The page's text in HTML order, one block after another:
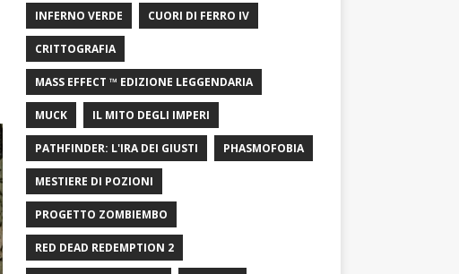
INFERNO VERDE CUORI DI FERRO IV
CRITTOGRAFIA
MASS EFFECT ™ EDIZIONE LEGGENDARIA
MUCK IL MITO DEGLI IMPERI
PATHFINDER: L'IRA DEI GIUSTI PHASMOFOBIA
MESTIERE DI POZIONI
PROGETTO ZOMBIEMBO
RED DEAD REDEMPTION 2